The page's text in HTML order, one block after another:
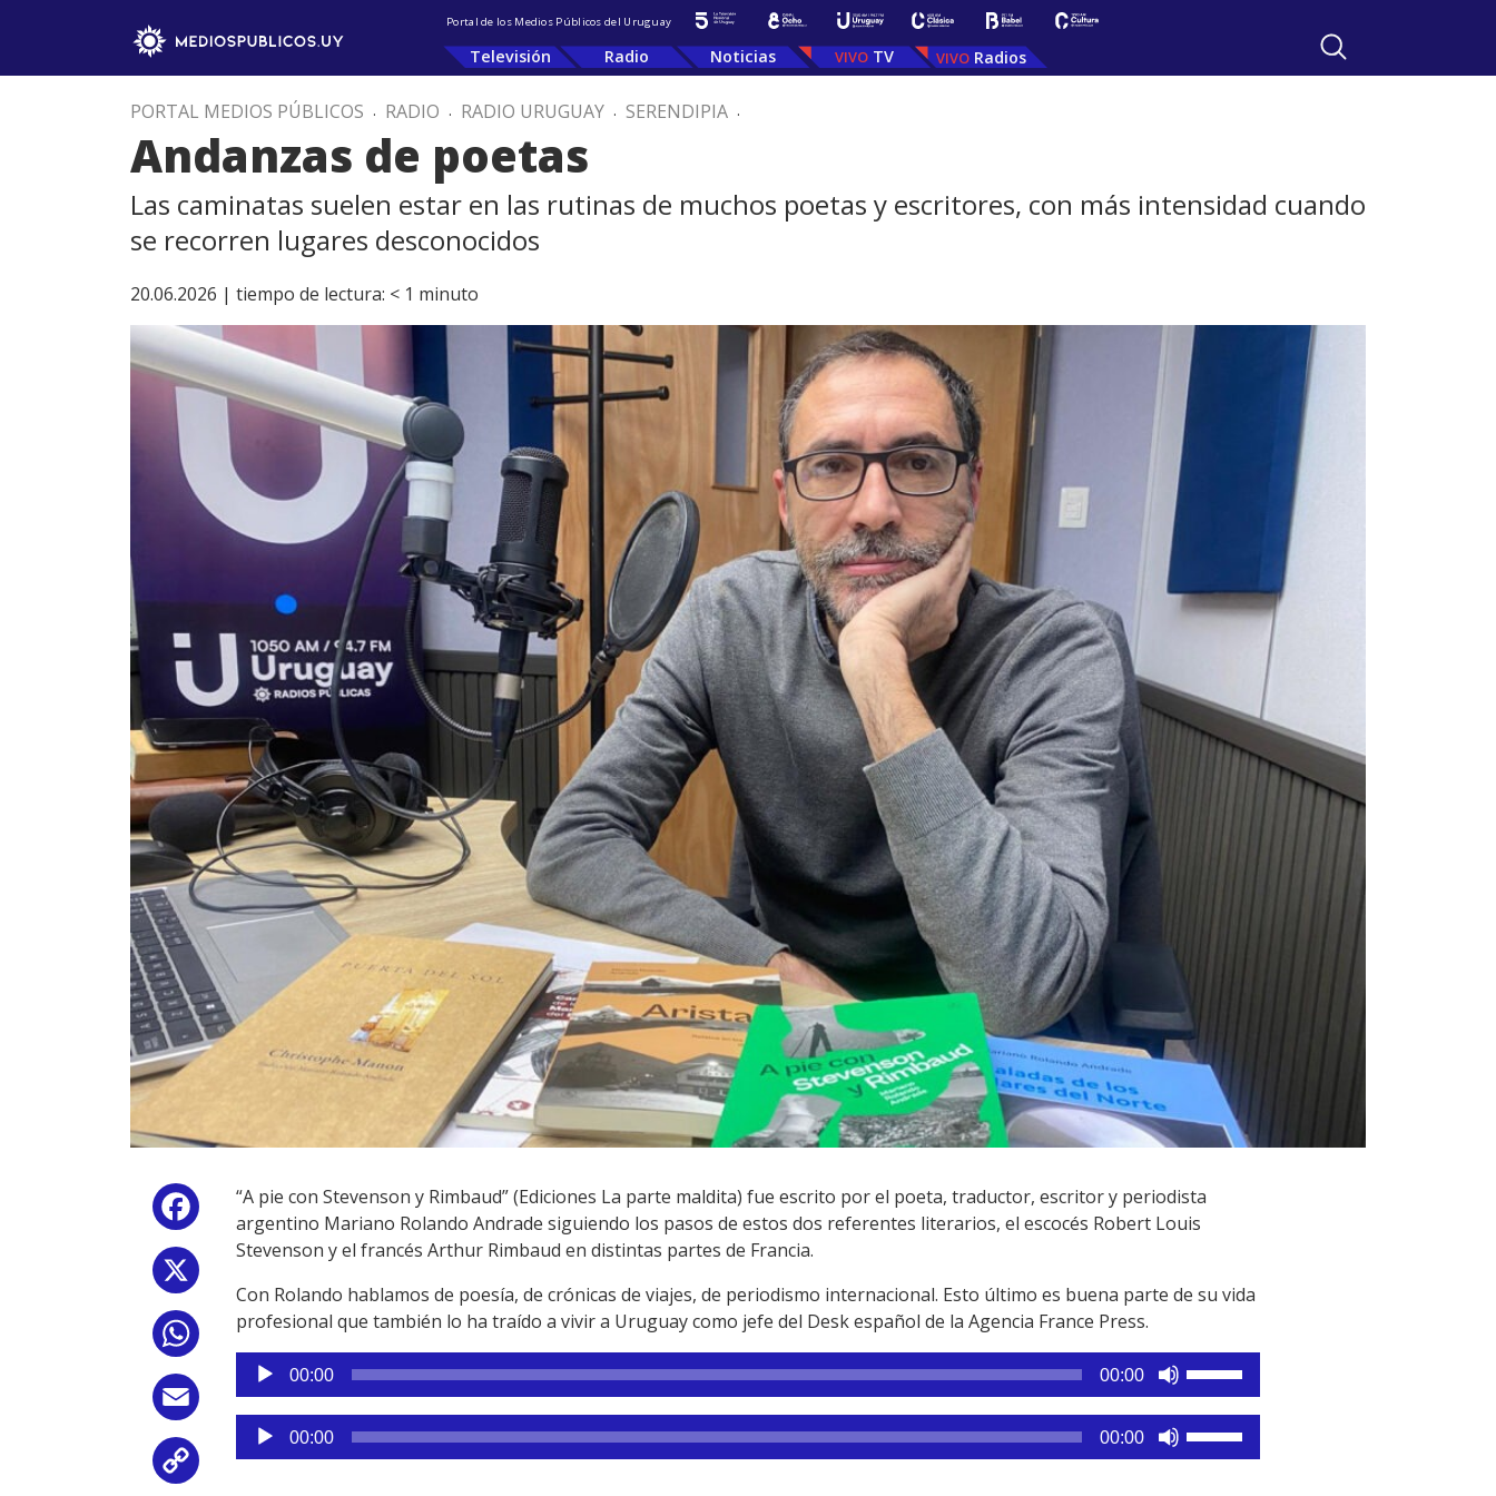
Portal de los Medios Públicos del Uruguay
Televisión Radio Noticias TV Radios
PORTAL MEDIOS PÚBLICOS . RADIO . RADIO URUGUAY . SERENDIPIA .
Andanzas de poetas
Las caminatas suelen estar en las rutinas de muchos poetas y escritores, con más intensidad cuando
se recorren lugares desconocidos
20.06.2026 | tiempo de lectura: < 1 minuto
Facebook
WhatsApp
Email
Copy
“A pie con Stevenson y Rimbaud” (Ediciones La parte maldita) fue escrito por el poeta, traductor, escritor y periodista
argentino Mariano Rolando Andrade siguiendo los pasos de estos dos referentes literarios, el escocés Robert Louis
Stevenson y el francés Arthur Rimbaud en distintas partes de Francia.
Con Rolando hablamos de poesía, de crónicas de viajes, de periodismo internacional. Esto último es buena parte de su vida
profesional que también lo ha traído a vivir a Uruguay como jefe del Desk español de la Agencia France Press.
Reproductor
de
audio
00:00 00:00
teclas
de
Reproductor
de
00:00 00:00